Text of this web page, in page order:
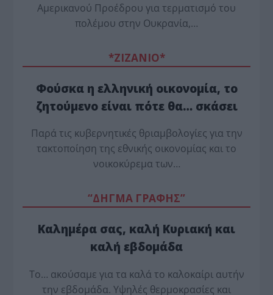
Αμερικανού Προέδρου για τερματισμό του
πολέμου στην Ουκρανία,…
*ZΙΖΑΝΙΟ*
Φούσκα η ελληνική οικονομία, το
ζητούμενο είναι πότε θα… σκάσει
Παρά τις κυβερνητικές θριαμβολογίες για την
τακτοποίηση της εθνικής οικονομίας και το
νοικοκύρεμα των…
“ΔΗΓΜΑ ΓΡΑΦΗΣ”
Καλημέρα σας, καλή Κυριακή και
καλή εβδομάδα
Το… ακούσαμε για τα καλά το καλοκαίρι αυτήν
την εβδομάδα. Υψηλές θερμοκρασίες και